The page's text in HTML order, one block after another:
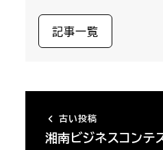
記事一覧
古い投稿
湘南ビジネスコンテ